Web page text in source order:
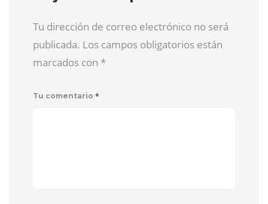
Tu dirección de correo electrónico no será
publicada. Los campos obligatorios están
marcados con *
Tu comentario *